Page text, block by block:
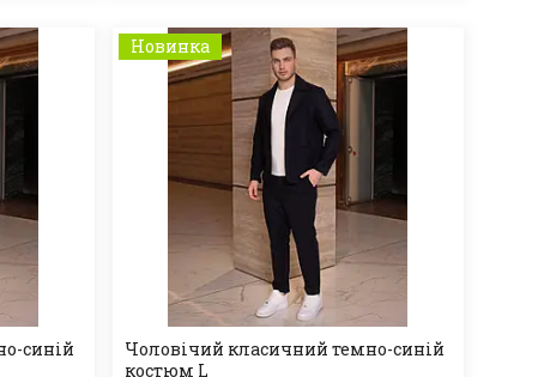
синій
Новинка
Чоловічий класичний темно-синій
костюм L